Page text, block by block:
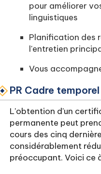
pour améliorer
linguistiques
Planification des
l'entretien
Vous
PR Cadre temporel
L'obtention d'un
permanente peut
cours des cinq
considérablement
préoccupant. Voici ce